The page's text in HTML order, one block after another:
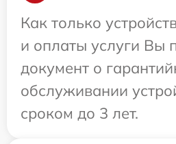
Как только
и оплаты услуги Вы
документ о
обслуживании
сроком до 3 лет.